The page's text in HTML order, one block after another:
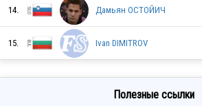
SLO
14. Дамьян ОСТОЙИЧ
15. Ivan DIMITROV
Полезные ссылки